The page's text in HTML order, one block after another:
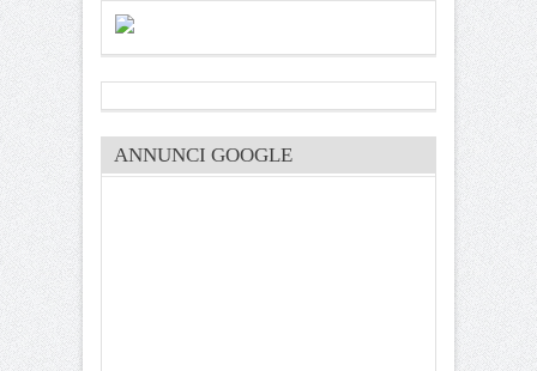
ANNUNCI GOOGLE